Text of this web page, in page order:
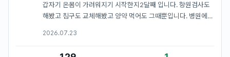
갑자기 온몸이 가려워지기 시작한지2달째 입니다. 항원검사도
해봤고 침구도 교체해봤고 양약 먹어도 그때뿐입니다. 병원에서
2026.07.23